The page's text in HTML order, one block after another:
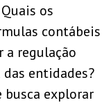
os
contábeis
a regulação
entidades?
busca explorar